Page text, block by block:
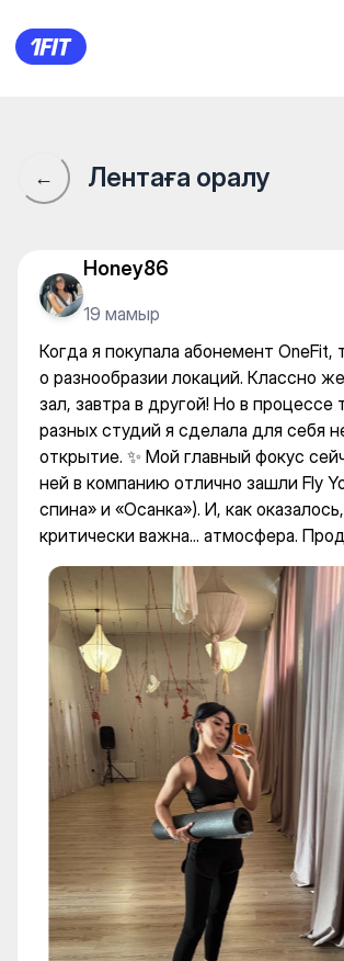
Когда я покупала
← Лентаға оралу
Honey86
19 мамыр
Когда я покупала абонемент OneFit,
о разнообразии локаций. Классно
зал, завтра в другой! Но в процессе
разных студий я сделала для себя
открытие. ✨ Мой главный фокус
ней в компанию отлично зашли Fly
спина» и «Осанка»). И, как
критически важна... атмосфера.